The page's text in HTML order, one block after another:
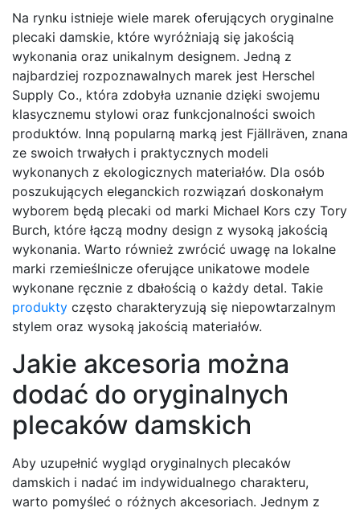
Na rynku istnieje wiele marek oferujących oryginalne
plecaki damskie, które wyróżniają się jakością
wykonania oraz unikalnym designem. Jedną z
najbardziej rozpoznawalnych marek jest Herschel
Supply Co., która zdobyła uznanie dzięki swojemu
klasycznemu stylowi oraz funkcjonalności swoich
produktów. Inną popularną marką jest Fjällräven, znana
ze swoich trwałych i praktycznych modeli
wykonanych z ekologicznych materiałów. Dla osób
poszukujących eleganckich rozwiązań doskonałym
wyborem będą plecaki od marki Michael Kors czy Tory
Burch, które łączą modny design z wysoką jakością
wykonania. Warto również zwrócić uwagę na lokalne
marki rzemieślnicze oferujące unikatowe modele
wykonane ręcznie z dbałością o każdy detal. Takie
produkty często charakteryzują się niepowtarzalnym
stylem oraz wysoką jakością materiałów.
Jakie akcesoria można
dodać do oryginalnych
plecaków damskich
Aby uzupełnić wygląd oryginalnych plecaków
damskich i nadać im indywidualnego charakteru,
warto pomyśleć o różnych akcesoriach. Jednym z